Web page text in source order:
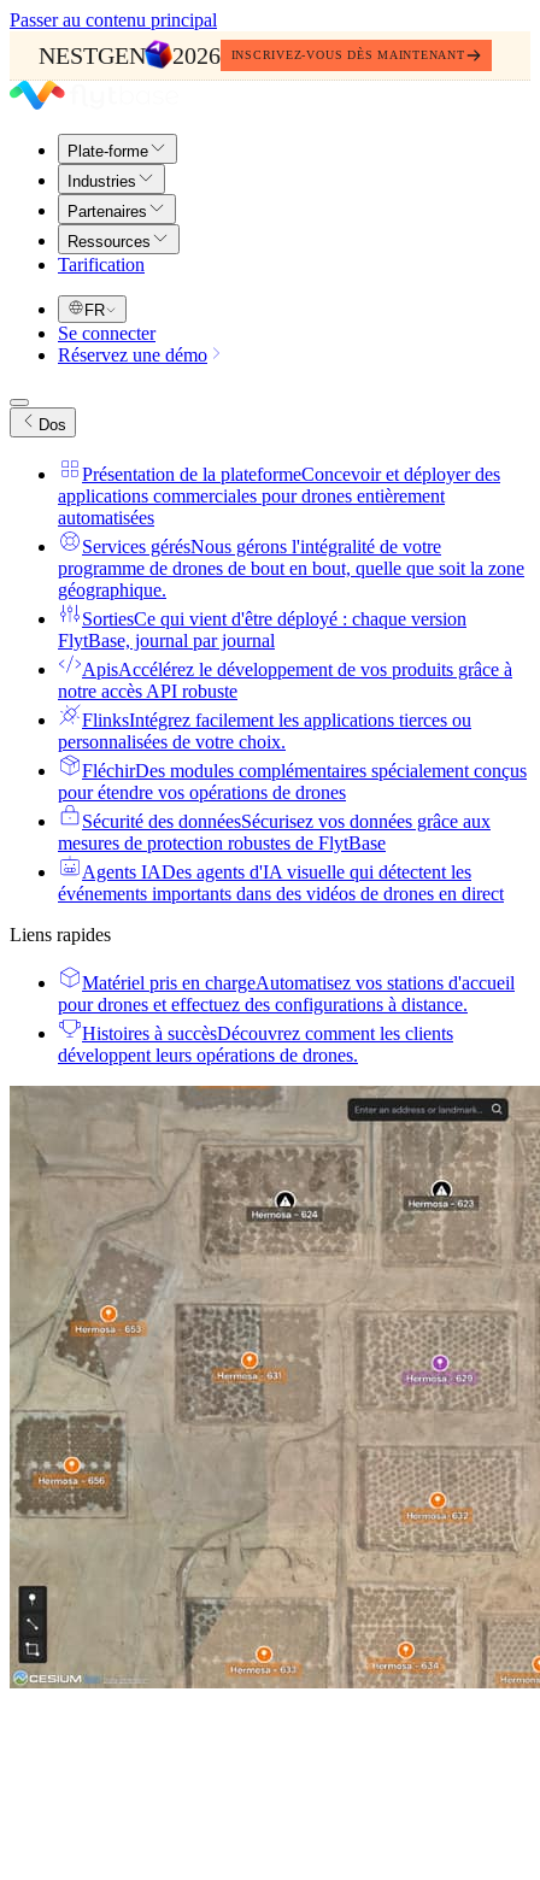
Passer au contenu principal
NESTGEN 2026 INSCRIVEZ-VOUS DÈS MAINTENANT
Plate-forme
Industries
Partenaires
Ressources
Tarification
FR
Se connecter
Réservez une démo
Dos
Présentation de la plateformeConcevoir et déployer des
applications commerciales pour drones entièrement
automatisées
Services gérésNous gérons l'intégralité de votre
programme de drones de bout en bout, quelle que soit la zone
géographique.
SortiesCe qui vient d'être déployé : chaque version
FlytBase, journal par journal
ApisAccélérez le développement de vos produits grâce à
notre accès API robuste
FlinksIntégrez facilement les applications tierces ou
personnalisées de votre choix.
FléchirDes modules complémentaires spécialement conçus
pour étendre vos opérations de drones
Sécurité des donnéesSécurisez vos données grâce aux
mesures de protection robustes de FlytBase
Agents IADes agents d'IA visuelle qui détectent les
événements importants dans des vidéos de drones en direct
Liens rapides
Matériel pris en chargeAutomatisez vos stations d'accueil
pour drones et effectuez des configurations à distance.
Histoires à succèsDécouvrez comment les clients
développent leurs opérations de drones.